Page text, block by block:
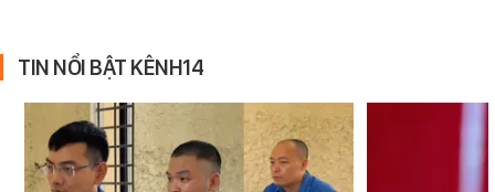
TIN NỔI BẬT KÊNH14